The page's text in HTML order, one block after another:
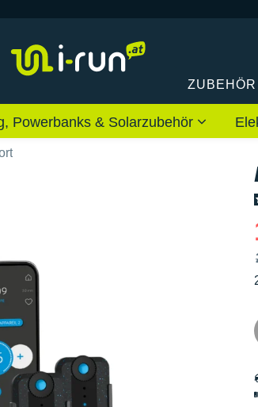
ZUBEHÖR
Powerbanks & Solarzubehör